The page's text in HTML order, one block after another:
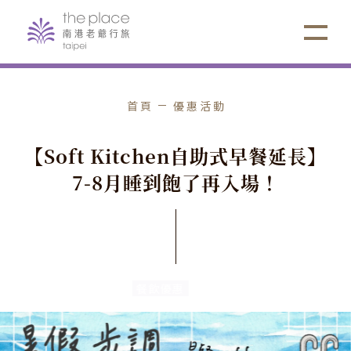
首頁 優惠活動
【Soft Kitchen自助式早餐延長】
7-8月睡到飽了再入場 ！